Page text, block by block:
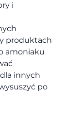
i
produktach
amoniaku
innych
po